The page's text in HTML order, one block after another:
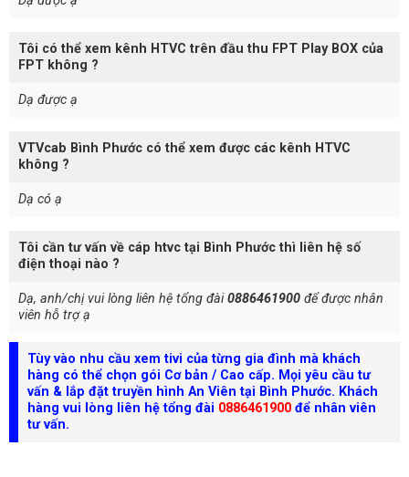
Tôi có thể xem kênh HTVC trên đầu thu FPT Play BOX của
FPT không ?
Dạ được ạ
VTVcab Bình Phước có thể xem được các kênh HTVC
không ?
Dạ có ạ
Tôi cần tư vấn về cáp htvc tại Bình Phước thì liên hệ số
điện thoại nào ?
Dạ, anh/chị vui lòng liên hệ tổng đài0886461900 để được nhân
viên hỗ trợ ạ
Tùy vào nhu cầu xem tivi của từng gia đình mà khách
hàng có thể chọn gói Cơ bản / Cao cấp. Mọi yêu cầu tư
vấn & lắp đặt truyền hình An Viên tại Bình Phước. Khách
hàng vui lòng liên hệ tổng đài 0886461900 để nhân viên
tư vấn.